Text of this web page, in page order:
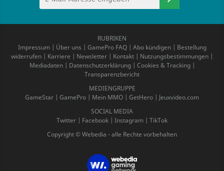
RUBRIKEN
Impressum| Über uns | GamePro FAQ| Abo kündigen| Bestellung
widerrufen | Karriere | Newsletter | Kontakt | Nutzungsbestimmungen |
Mediadaten| Datenschutzerklärung| Cookies & Tracking|
Transparenzbericht
MEDIENGRUPPE
GameStar | GamePro | Mein MMO | GetHero | Jeuxvideo.com
SOCIAL MEDIA
Twitter | Facebook | Instagram | TikTok
Copyright © Webedia - alle Rechte vorbehalten